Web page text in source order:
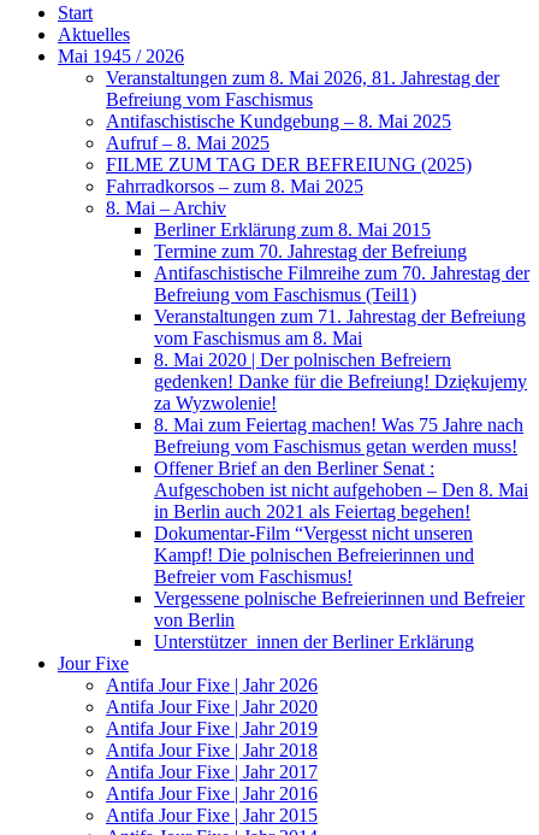
Start
Aktuelles
Mai 1945 / 2026
Veranstaltungen zum 8. Mai 2026, 81. Jahrestag der
Befreiung vom Faschismus
Antifaschistische Kundgebung – 8. Mai 2025
Aufruf – 8. Mai 2025
FILME ZUM TAG DER BEFREIUNG (2025)
Fahrradkorsos – zum 8. Mai 2025
8. Mai – Archiv
Berliner Erklärung zum 8. Mai 2015
Termine zum 70. Jahrestag der Befreiung
Antifaschistische Filmreihe zum 70. Jahrestag der
Befreiung vom Faschismus (Teil1)
Veranstaltungen zum 71. Jahrestag der Befreiung
vom Faschismus am 8. Mai
8. Mai 2020 | Der polnischen Befreiern
gedenken! Danke für die Befreiung! Dziękujemy
za Wyzwolenie!
8. Mai zum Feiertag machen! Was 75 Jahre nach
Befreiung vom Faschismus getan werden muss!
Offener Brief an den Berliner Senat :
Aufgeschoben ist nicht aufgehoben – Den 8. Mai
in Berlin auch 2021 als Feiertag begehen!
Dokumentar-Film “Vergesst nicht unseren
Kampf! Die polnischen Befreierinnen und
Befreier vom Faschismus!
Vergessene polnische Befreierinnen und Befreier
von Berlin
Unterstützer_innen der Berliner Erklärung
Jour Fixe
Antifa Jour Fixe | Jahr 2026
Antifa Jour Fixe | Jahr 2020
Antifa Jour Fixe | Jahr 2019
Antifa Jour Fixe | Jahr 2018
Antifa Jour Fixe | Jahr 2017
Antifa Jour Fixe | Jahr 2016
Antifa Jour Fixe | Jahr 2015